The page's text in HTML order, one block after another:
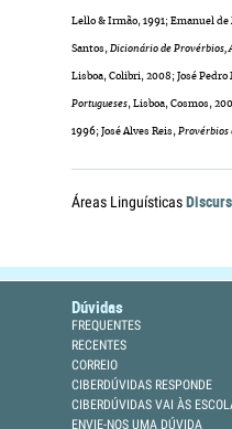
Lello & Irmão, 1991; Emanuel
Santos, Dicionário de Provérbios,
Lisboa, Colibri, 2008; José Pedro
Portugueses, Lisboa, Cosmos,
1996; José Alves Reis, Provérbios
Áreas Linguísticas
Dúvidas
FREQUENTES
RECENTES
CORREIO
CIBERDÚVIDAS RESPONDE
CIBERDÚVIDAS VAI ÀS
ENVIE-NOS UMA DÚVIDA